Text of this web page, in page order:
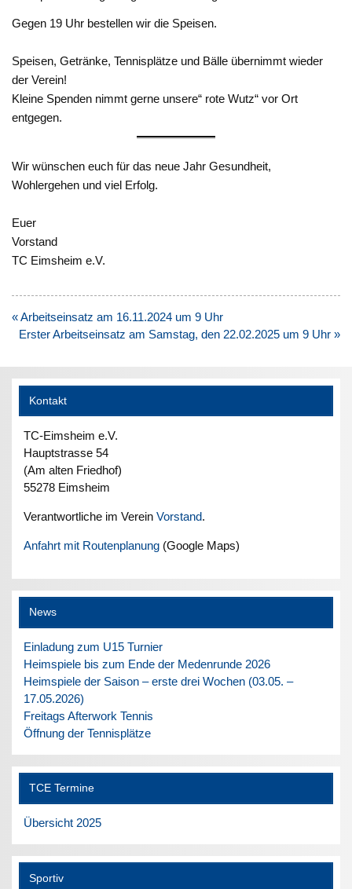
Gegen 19 Uhr bestellen wir die Speisen.
Speisen, Getränke, Tennisplätze und Bälle übernimmt wieder
der Verein!
Kleine Spenden nimmt gerne unsere“ rote Wutz“ vor Ort
entgegen.
Wir wünschen euch für das neue Jahr Gesundheit,
Wohlergehen und viel Erfolg.
Euer
Vorstand
TC Eimsheim e.V.
Beitragsnavigation
« Arbeitseinsatz am 16.11.2024 um 9 Uhr
Erster Arbeitseinsatz am Samstag, den 22.02.2025 um 9 Uhr »
Kontakt
TC-Eimsheim e.V.
Hauptstrasse 54
(Am alten Friedhof)
55278 Eimsheim
Verantwortliche im VereinVorstand.
Anfahrt mit Routenplanung (Google Maps)
News
Einladung zum U15 Turnier
Heimspiele bis zum Ende der Medenrunde 2026
Heimspiele der Saison – erste drei Wochen (03.05. –
17.05.2026)
Freitags Afterwork Tennis
Öffnung der Tennisplätze
TCE Termine
Übersicht 2025
Sportiv